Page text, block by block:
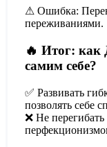
⚠ Ошибка:
переживаниями.
🔥 Итог: как
самим себе?
✅ Развивать
позволять себе
❌ Не